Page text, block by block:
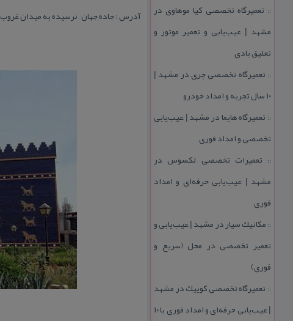
:: تعمیرگاه تخصصی كیا موهاوی در
مشهد | عیب‌یابی و تعمیر موتور و
تعلیق بادی
:: تعمیرگاه تخصصی چری در مشهد |
۱۰ سال تجربه و امداد خودرو
:: تعمیرگاه هایما در مشهد | عیب‌یابی
تخصصی و امداد فوری
:: تعمیرات تخصصی لكسوس در
مشهد | عیب‌یابی حرفه‌ای و امداد
فوری
:: مكانیك سیار در مشهد | عیب‌یابی و
تعمیر تخصصی در محل (سریع و
فوری)
:: تعمیرگاه تخصصی كوییك در مشهد
| عیب‌یابی حرفه‌ای و امداد فوری با ۱۰
آدرس : جاده جهان – نرسیده به میدان غروب